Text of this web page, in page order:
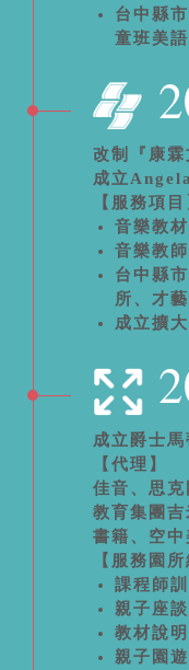
台中縣
童班美
改制『康霖
成立
【服務項目
音樂教
音樂教
台中縣
所、才
成立擴
成立爵士
【代理】
佳音、思
教育集團
書籍、空
【服務園所
課程師訓
親子座談
教材說明
親子園